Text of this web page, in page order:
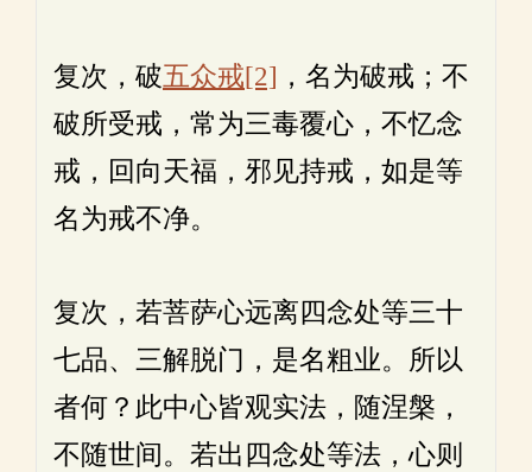
复次，破五众戒[2] ，名为破戒；不
破所受戒，常为三毒覆心，不忆念
戒，回向天福，邪见持戒，如是等
名为戒不净。
复次，若菩萨心远离四念处等三十
七品、三解脱门，是名粗业。所以
者何？此中心皆观实法，随涅槃，
不随世间。若出四念处等法，心则